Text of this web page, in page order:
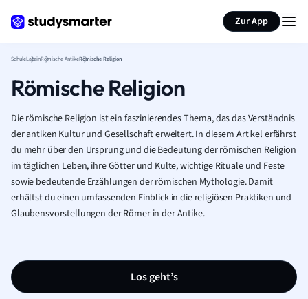
Zur App
SchuleLateinRömische AntikeRömische Religion
Römische Religion
Die römische Religion ist ein faszinierendes Thema, das das Verständnis
der antiken Kultur und Gesellschaft erweitert. In diesem Artikel erfährst
du mehr über den Ursprung und die Bedeutung der römischen Religion
im täglichen Leben, ihre Götter und Kulte, wichtige Rituale und Feste
sowie bedeutende Erzählungen der römischen Mythologie. Damit
erhältst du einen umfassenden Einblick in die religiösen Praktiken und
Glaubensvorstellungen der Römer in der Antike.
Los geht’s
Seite zusammenfassen